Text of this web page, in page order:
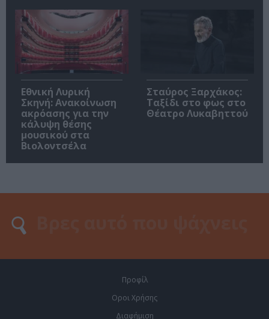
Εθνική Λυρική
Σκηνή: Ανακοίνωση
ακρόασης για την
κάλυψη θέσης
μουσικού στα
Βιολοντσέλα
Σταύρος Ξαρχάκος:
Ταξίδι στο φως στο
Θέατρο Λυκαβηττού
Προφίλ
Οροι Χρήσης
Διαφήμιση